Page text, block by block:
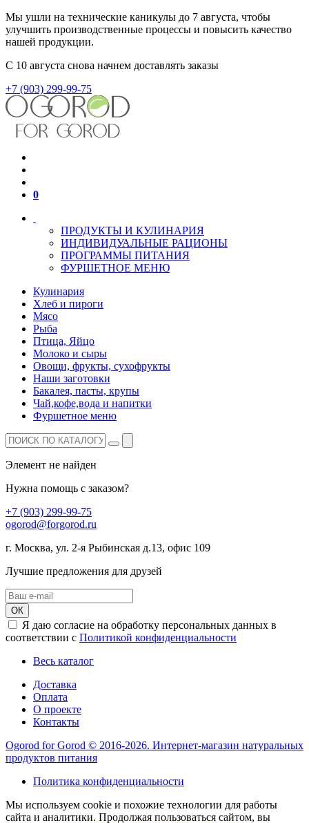
Мы ушли на технические каникулы до 7 августа, чтобы
улучшить производственные процессы и повысить качество
нашей продукции.
С 10 августа снова начнем доставлять заказы
+7 (903) 299-99-75
0
ПРОДУКТЫ И КУЛИНАРИЯ
ИНДИВИДУАЛЬНЫЕ РАЦИОНЫ
ПРОГРАММЫ ПИТАНИЯ
ФУРШЕТНОЕ МЕНЮ
Кулинария
Хлеб и пироги
Мясо
Рыба
Птица, Яйцо
Молоко и сыры
Овощи, фрукты, сухофрукты
Наши заготовки
Бакалея, пасты, крупы
Чай,кофе,вода и напитки
Фуршетное меню
Элемент не найден
Нужна помощь с заказом?
+7 (903) 299-99-75
ogorod@forgorod.ru
г. Москва, ул. 2-я Рыбинская д.13, офис 109
Лучшие предложения для друзей
ОК
Я даю согласие на обработку персональных данных в
соответствии с Политикой конфиденциальности
Весь каталог
Доставка
Оплата
О проекте
Контакты
Ogorod for Gorod © 2016-2026. Интернет-магазин натуральных
продуктов питания
Политика конфиденциальности
Мы используем cookie и похожие технологии для работы
сайта и аналитики. Продолжая пользоваться сайтом, вы